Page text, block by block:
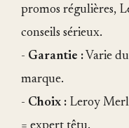
promos régulières,
conseils sérieux.
- Garantie : Varie
marque.
- Choix : Leroy